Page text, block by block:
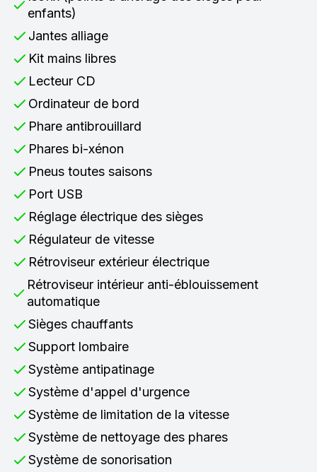
enfants)
Jantes alliage
Kit mains libres
Lecteur CD
Ordinateur de bord
Phare antibrouillard
Phares bi-xénon
Pneus toutes saisons
Port USB
Réglage électrique des sièges
Régulateur de vitesse
Rétroviseur extérieur électrique
Rétroviseur intérieur anti-éblouissement
automatique
Sièges chauffants
Support lombaire
Système antipatinage
Système d'appel d'urgence
Système de limitation de la vitesse
Système de nettoyage des phares
Système de sonorisation